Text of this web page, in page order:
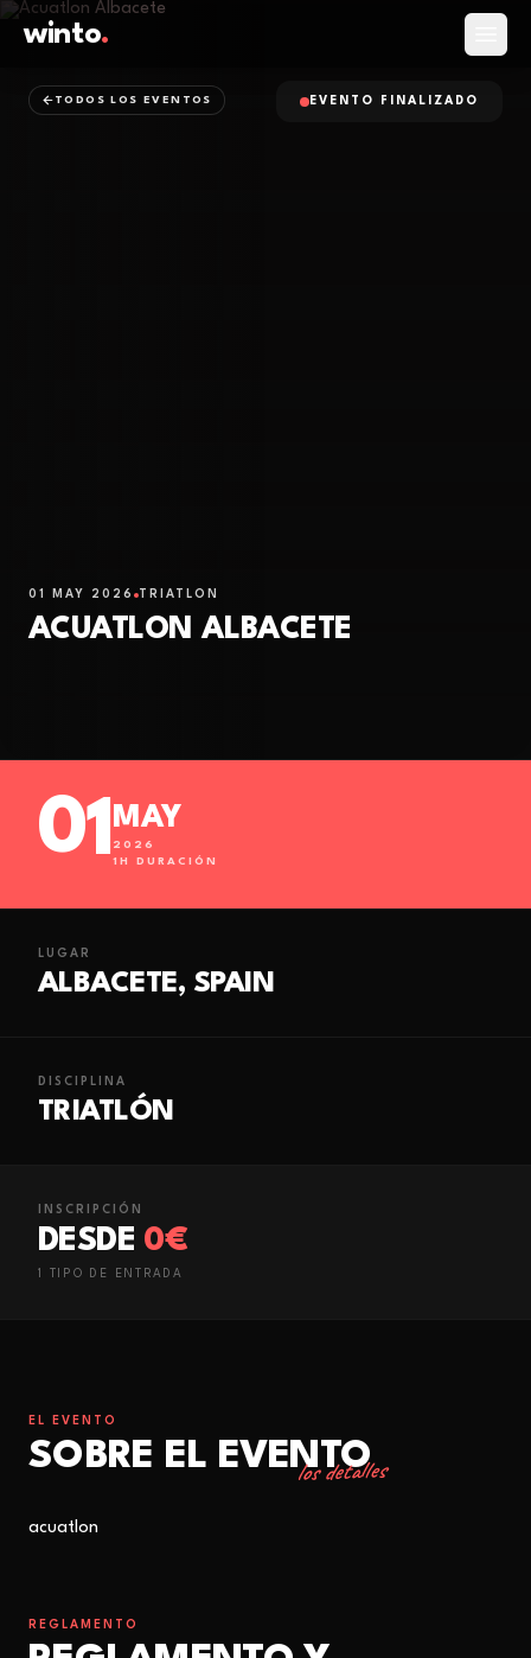
winto.
TODOS LOS EVENTOS
01 MAY 2026 TRIATLÓN
ACUATLON ALBACETE
EVENTO FINALIZADO
01 MAY
2026
1H DURACIÓN
LUGAR
ALBACETE, SPAIN
DISCIPLINA
TRIATLÓN
INSCRIPCIÓN
DESDE 0€
1 TIPO DE ENTRADA
EL EVENTO
SOBRE EL EVENTO
los detalles
acuatlon
REGLAMENTO